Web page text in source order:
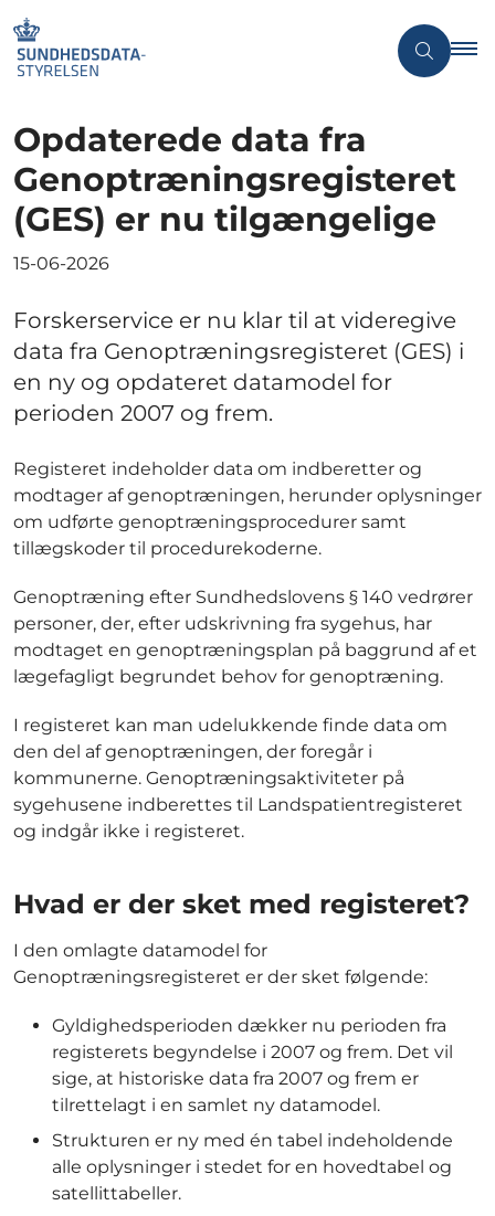
Opdaterede data fra
Genoptræningsregisteret
(GES) er nu tilgængelige
15-06-2026
Forskerservice er nu klar til at videregive
data fra Genoptræningsregisteret (GES) i
en ny og opdateret datamodel for
perioden 2007 og frem.
Registeret indeholder data om indberetter og
modtager af genoptræningen, herunder oplysninger
om udførte genoptræningsprocedurer samt
tillægskoder til procedurekoderne.
Genoptræning efter Sundhedslovens § 140 vedrører
personer, der, efter udskrivning fra sygehus, har
modtaget en genoptræningsplan på baggrund af et
lægefagligt begrundet behov for genoptræning.
I registeret kan man udelukkende finde data om
den del af genoptræningen, der foregår i
kommunerne. Genoptræningsaktiviteter på
sygehusene indberettes til Landspatientregisteret
og indgår ikke i registeret.
Hvad er der sket med registeret?
I den omlagte datamodel for
Genoptræningsregisteret er der sket følgende:
Gyldighedsperioden dækker nu perioden fra
registerets begyndelse i 2007 og frem. Det vil
sige, at historiske data fra 2007 og frem er
tilrettelagt i en samlet ny datamodel.
Strukturen er ny med én tabel indeholdende
alle oplysninger i stedet for en hovedtabel og
satellittabeller.